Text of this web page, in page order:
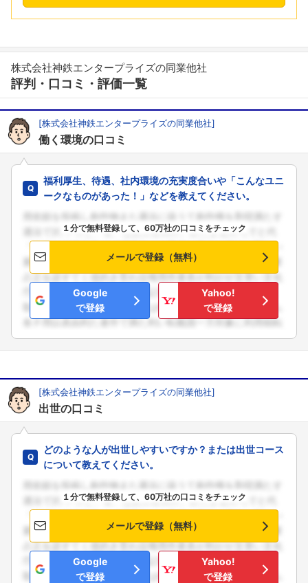
株式会社神鉄エンタープライズの同業他社
評判・口コミ・評価一覧
[株式会社神鉄エンタープライズの同業他社]
働く環境の口コミ
福利厚生、待遇、社内環境の充実度合いや「こんなユニ
ークなものがあった！」などを教えてください。
１分で無料登録して、60万社の口コミをチェック
メールで登録（無料）
Google
で登録
Yahoo!
で登録
[株式会社神鉄エンタープライズの同業他社]
出世の口コミ
どのような人が出世しやすいですか？または出世コース
について教えてください。
１分で無料登録して、60万社の口コミをチェック
メールで登録（無料）
Google
で登録
Yahoo!
で登録